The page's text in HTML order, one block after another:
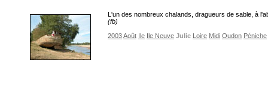
L'un des nombreux chalands, dragueurs de sable, à
(fb)
2003Août Ile Ile Neuve Julie Loire Midi Oudon Péniche